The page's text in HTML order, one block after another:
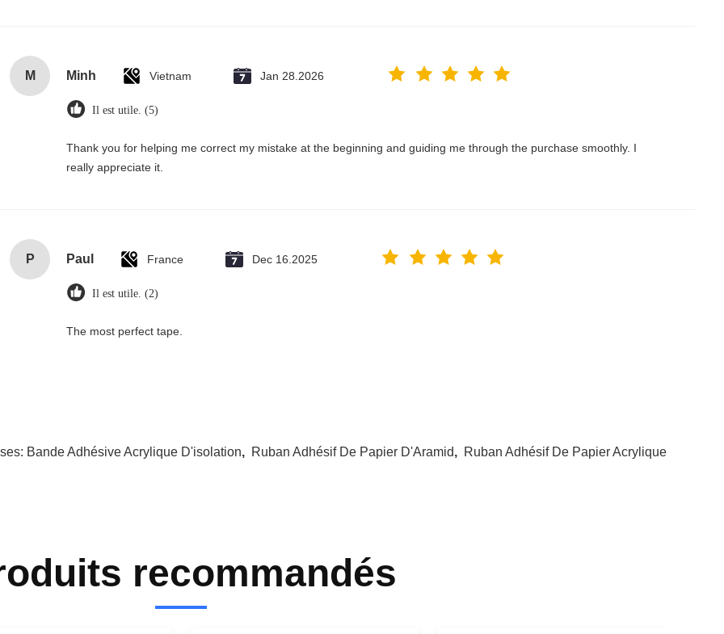
M Minh Vietnam Jan 28.2026
Il est utile. (5)
Thank you for helping me correct my mistake at the beginning and guiding me through the purchase smoothly. I
really appreciate it.
P Paul France Dec 16.2025
Il est utile. (2)
The most perfect tape.
Bande Adhésive Acrylique D'isolation, Ruban Adhésif De Papier D'Aramid, Ruban Adhésif De Papier Acrylique
recommandés